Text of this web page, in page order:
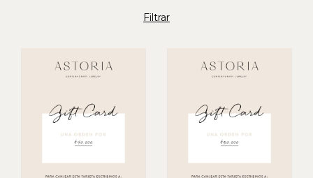
Filtrar